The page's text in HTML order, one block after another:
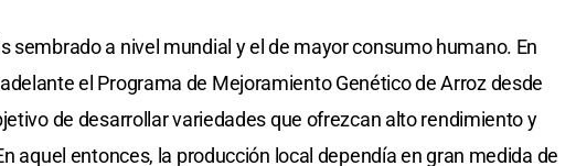
sembrado a nivel mundial y el de mayor consumo humano. En
el Programa de Mejoramiento Genético de Arroz desde
de desarrollar variedades que ofrezcan alto rendimiento y
aquel entonces, la producción local dependía en gran medida de